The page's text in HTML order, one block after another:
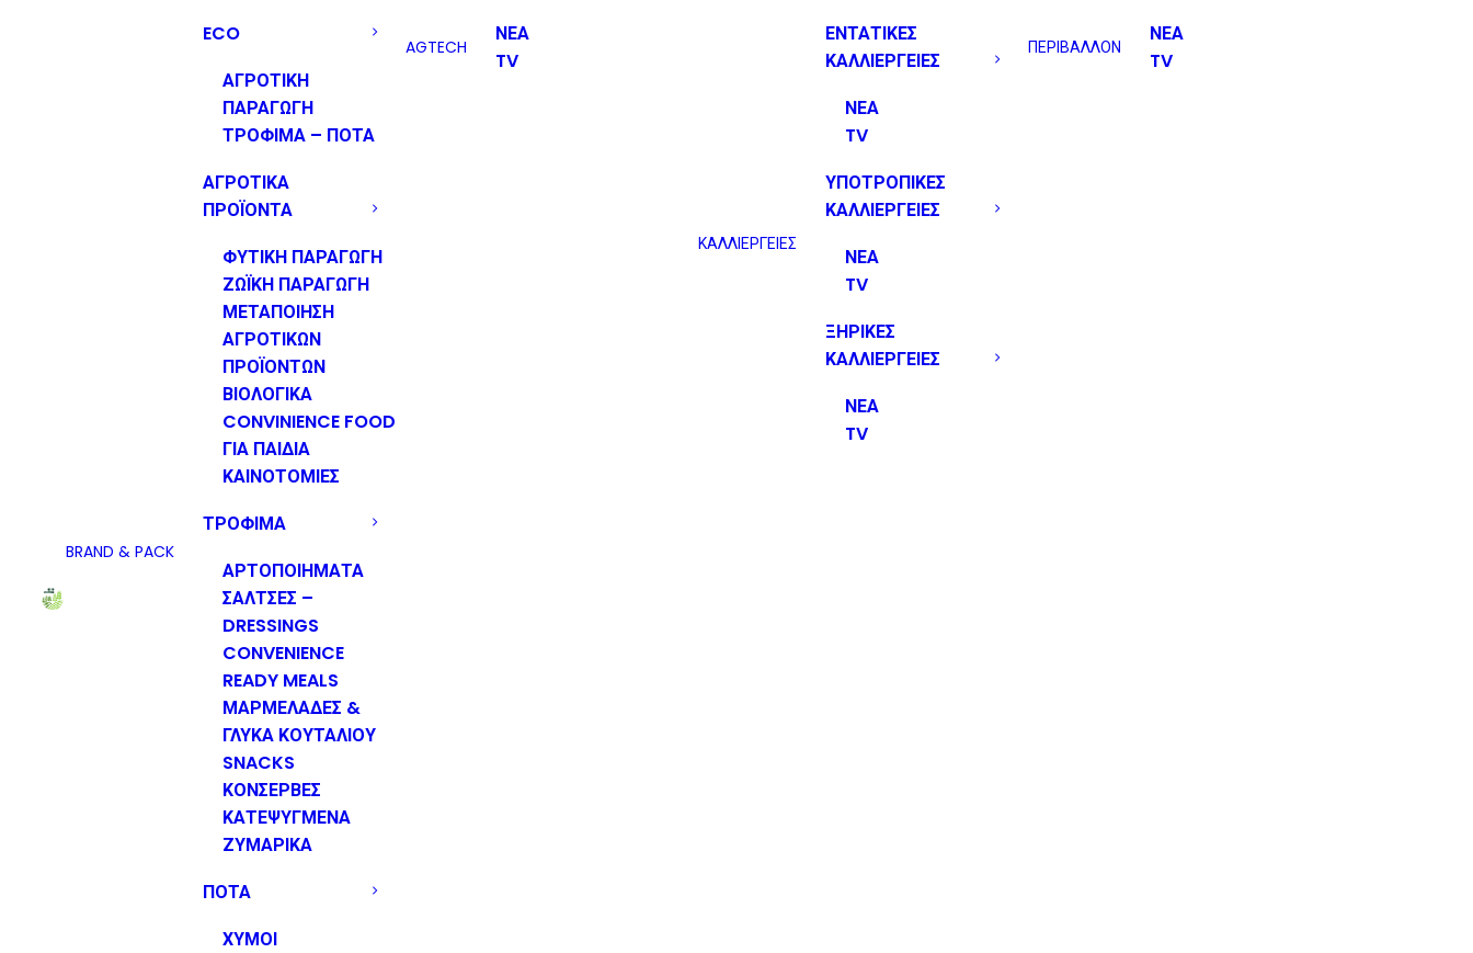
BRAND & PACK
ECO
ΑΓΡΟΤΙΚΗ
ΠΑΡΑΓΩΓΗ
ΤΡΟΦΙΜΑ – ΠΟΤΑ
ΑΓΡΟΤΙΚΑ
ΠΡΟΪΟΝΤΑ
ΦΥΤΙΚΗ ΠΑΡΑΓΩΓΗ
ΖΩΪΚΗ ΠΑΡΑΓΩΓΗ
ΜΕΤΑΠΟΙΗΣΗ
ΑΓΡΟΤΙΚΩΝ
ΠΡΟΪΟΝΤΩΝ
ΒΙΟΛΟΓΙΚΑ
CONVINIENCE FOOD
ΓΙΑ ΠΑΙΔΙΑ
ΚΑΙΝΟΤΟΜΙΕΣ
ΤΡΟΦΙΜΑ
ΑΡΤΟΠΟΙΗΜΑΤΑ
ΣΑΛΤΣΕΣ –
DRESSINGS
CONVENIENCE
READY MEALS
ΜΑΡΜΕΛΑΔΕΣ &
ΓΛΥΚΑ ΚΟΥΤΑΛΙΟΥ
SNACKS
ΚΟΝΣΕΡΒΕΣ
ΚΑΤΕΨΥΓΜΕΝΑ
ΖΥΜΑΡΙΚΑ
ΠΟΤΑ
ΧΥΜΟΙ
AGTECH
ΝΕΑ
TV
ΚΑΛΛΙΕΡΓΕΙΕΣ
ΕΝΤΑΤΙΚΕΣ
ΚΑΛΛΙΕΡΓΕΙΕΣ
ΝΕΑ
TV
ΥΠΟΤΡΟΠΙΚΕΣ
ΚΑΛΛΙΕΡΓΕΙΕΣ
ΝΕΑ
TV
ΞΗΡΙΚΕΣ
ΚΑΛΛΙΕΡΓΕΙΕΣ
ΝΕΑ
TV
ΠΕΡΙΒΑΛΛΟΝ
ΝΕΑ
TV